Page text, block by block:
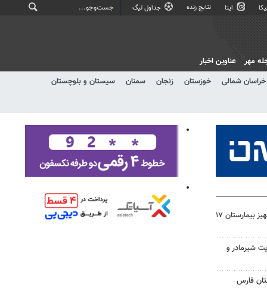
ایتا نتایج زنده جداول لیگ
خراسان شمالی خوزستان زنجان سمنان
سیستان و بلوچستان
مهر عناوین اخبار
نماینده دشتستان: تکمیل و تجهیز بیمارستان ۱۷
شیرمادر و
فارس